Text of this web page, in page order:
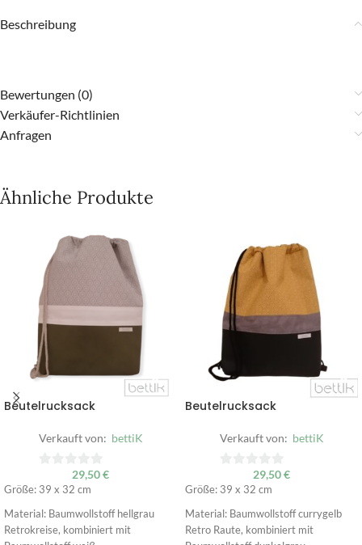
Beschreibung
Bewertungen (0)
Verkäufer-Richtlinien
Anfragen
Ähnliche Produkte
Beutelrucksack
Verkauft von: bettiK
von
5
29,50€
Größe: 39 x 32 cm
Material: Baumwollstoff hellgrau
Retrokreise, kombiniert mit
Beutelrucksack
Verkauft von: bettiK
von
5
29,50€
Größe: 39 x 32 cm
Material: Baumwollstoff currygelb
Retro Raute, kombiniert mit